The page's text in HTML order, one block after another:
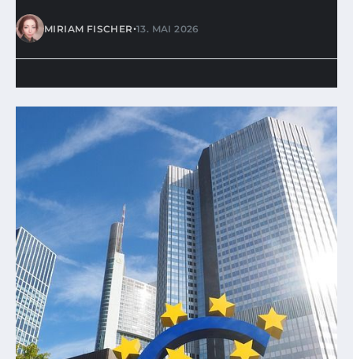
MIRIAM FISCHER•13. MAI 2026